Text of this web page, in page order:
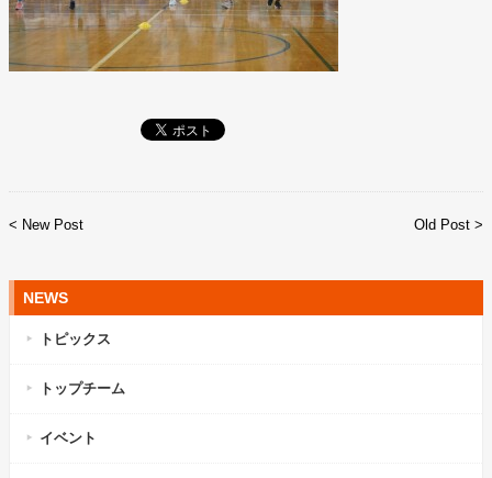
< New Post Old Post >
NEWS
トピックス
トップチーム
イベント